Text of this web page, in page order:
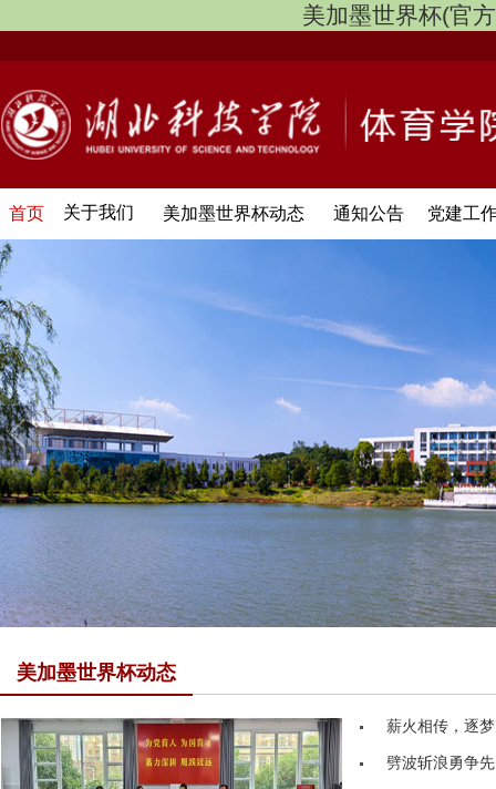
美加墨世界杯(官
首页 关于我们 美加墨世界杯动态 通知公告 党建工
美加墨世界杯动态
薪火相传，逐
劈波斩浪勇争